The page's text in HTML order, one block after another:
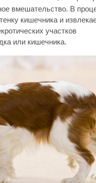
вмешательство. В
кишечника и
участков
или кишечника.